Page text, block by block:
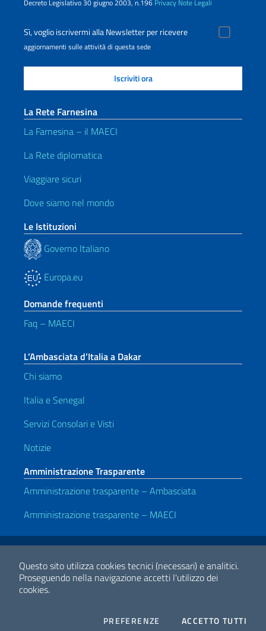
Questo sito utilizza cookies tecnici (necessari) e analitici.
Proseguendo nella navigazione accetti l'utilizzo dei
cookies.
PREFERENZE COOKIESACCETTO TUTTI
Decreto Legislativo 30 giugno 2003, n.196 Privacy Note Legali
Sì, voglio iscrivermi alla Newsletter per ricevere
aggiornamenti sulle attività di questa sede
La Rete Farnesina
La Farnesina – il MAECI
La Rete diplomatica
Viaggiare sicuri
Dove siamo nel mondo
Le Istituzioni
Governo Italiano
Europa.eu
Domande frequenti
Faq – MAECI
L’Ambasciata d’Italia a Dakar
Chi siamo
Italia e Senegal
Servizi Consolari e Visti
Notizie
Amministrazione Trasparente
Amministrazione trasparente – Ambasciata
Amministrazione trasparente – MAECI
Link Utili